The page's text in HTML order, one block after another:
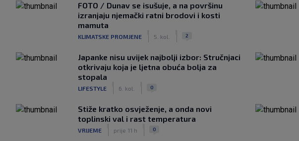
FOTO / Dunav se isušuje, a na površinu
izranjaju njemački ratni brodovi i kosti
mamuta
KLIMATSKE PROMJENE 5. kol. 2
Japanke nisu uvijek najbolji izbor: Stručnjaci
otkrivaju koja je ljetna obuća bolja za
stopala
LIFESTYLE 6. kol. 0
Stiže kratko osvježenje, a onda novi
toplinski val i rast temperatura
VRIJEME prije 11 h 0